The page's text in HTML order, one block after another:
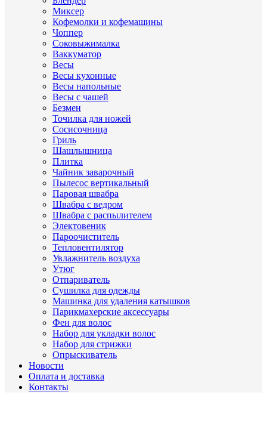
Миксер
Кофемолки и кофемашины
Чоппер
Соковыжималка
Ваккуматор
Весы
Весы кухонные
Весы напольные
Весы с чашей
Безмен
Точилка для ножей
Сосисочница
Гриль
Шашлышница
Плитка
Чайник заварочный
Пылесос вертикальный
Паровая швабра
Швабра с ведром
Швабра с распылителем
Электовеник
Пароочиститель
Тепловентилятор
Увлажнитель воздуха
Утюг
Отпариватель
Сушилка для одежды
Машинка для удаления катышков
Парикмахерские аксессуары
Фен для волос
Набор для укладки волос
Набор для стрижки
Опрыскиватель
Новости
Оплата и доставка
Контакты